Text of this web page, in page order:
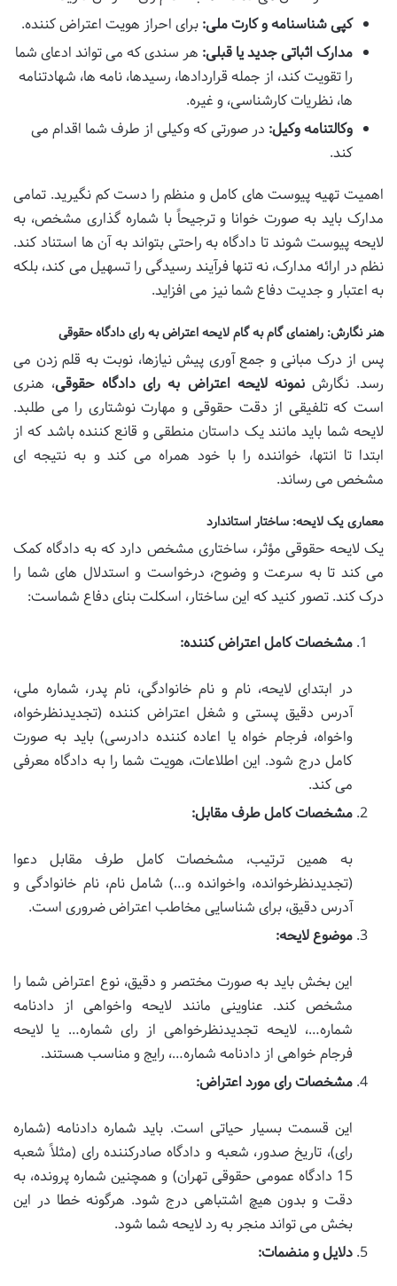
کپی شناسنامه و کارت ملی: برای احراز هویت اعتراض کننده.
مدارک اثباتی جدید یا قبلی: هر سندی که می تواند ادعای شما
را تقویت کند، از جمله قراردادها، رسیدها، نامه ها، شهادتنامه
ها، نظریات کارشناسی، و غیره.
وکالتنامه وکیل: در صورتی که وکیلی از طرف شما اقدام می
کند.
اهمیت تهیه پیوست های کامل و منظم را دست کم نگیرید. تمامی
مدارک باید به صورت خوانا و ترجیحاً با شماره گذاری مشخص، به
لایحه پیوست شوند تا دادگاه به راحتی بتواند به آن ها استناد کند.
نظم در ارائه مدارک، نه تنها فرآیند رسیدگی را تسهیل می کند، بلکه
به اعتبار و جدیت دفاع شما نیز می افزاید.
هنر نگارش: راهنمای گام به گام لایحه اعتراض به رای دادگاه حقوقی
پس از درک مبانی و جمع آوری پیش نیازها، نوبت به قلم زدن می
رسد. نگارشنمونه لایحه اعتراض به رای دادگاه حقوقی، هنری
است که تلفیقی از دقت حقوقی و مهارت نوشتاری را می طلبد.
لایحه شما باید مانند یک داستان منطقی و قانع کننده باشد که از
ابتدا تا انتها، خواننده را با خود همراه می کند و به نتیجه ای
مشخص می رساند.
معماری یک لایحه: ساختار استاندارد
یک لایحه حقوقی مؤثر، ساختاری مشخص دارد که به دادگاه کمک
می کند تا به سرعت و وضوح، درخواست و استدلال های شما را
درک کند. تصور کنید که این ساختار، اسکلت بنای دفاع شماست:
مشخصات کامل اعتراض کننده:
در ابتدای لایحه، نام و نام خانوادگی، نام پدر، شماره ملی،
آدرس دقیق پستی و شغل اعتراض کننده (تجدیدنظرخواه،
واخواه، فرجام خواه یا اعاده کننده دادرسی) باید به صورت
کامل درج شود. این اطلاعات، هویت شما را به دادگاه معرفی
می کند.
مشخصات کامل طرف مقابل:
به همین ترتیب، مشخصات کامل طرف مقابل دعوا
(تجدیدنظرخوانده، واخوانده و…) شامل نام، نام خانوادگی و
آدرس دقیق، برای شناسایی مخاطب اعتراض ضروری است.
موضوع لایحه:
این بخش باید به صورت مختصر و دقیق، نوع اعتراض شما را
مشخص کند. عناوینی مانند لایحه واخواهی از دادنامه
شماره…، لایحه تجدیدنظرخواهی از رای شماره… یا لایحه
فرجام خواهی از دادنامه شماره…، رایج و مناسب هستند.
مشخصات رای مورد اعتراض:
این قسمت بسیار حیاتی است. باید شماره دادنامه (شماره
رای)، تاریخ صدور، شعبه و دادگاه صادرکننده رای (مثلاً شعبه
15 دادگاه عمومی حقوقی تهران) و همچنین شماره پرونده، به
دقت و بدون هیچ اشتباهی درج شود. هرگونه خطا در این
بخش می تواند منجر به رد لایحه شما شود.
دلایل و منضمات: